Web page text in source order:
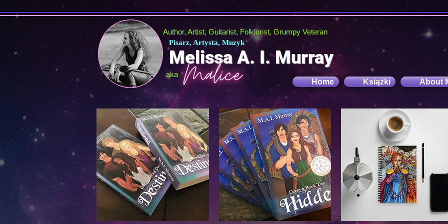
Author, Artist, Guitarist, Folklorist, Grumpy Veteran
Pisarz, Artysta, Muzyk
Melissa A. I. Murray
aka
Home
Książki About